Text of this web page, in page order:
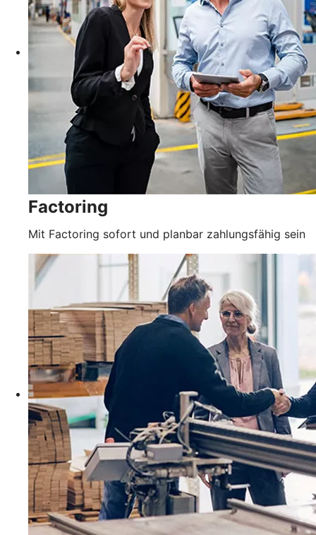
Factoring
Mit Factoring sofort und planbar zahlungsfähig sein